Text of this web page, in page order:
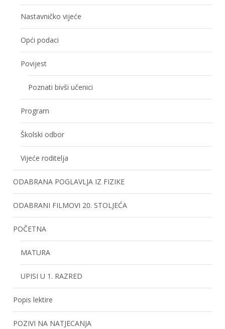
Nastavničko vijeće
Opći podaci
Povijest
Poznati bivši učenici
Program
Školski odbor
Vijeće roditelja
ODABRANA POGLAVLJA IZ FIZIKE
ODABRANI FILMOVI 20. STOLJEĆA
POČETNA
MATURA
UPISI U 1. RAZRED
Popis lektire
POZIVI NA NATJECANJA